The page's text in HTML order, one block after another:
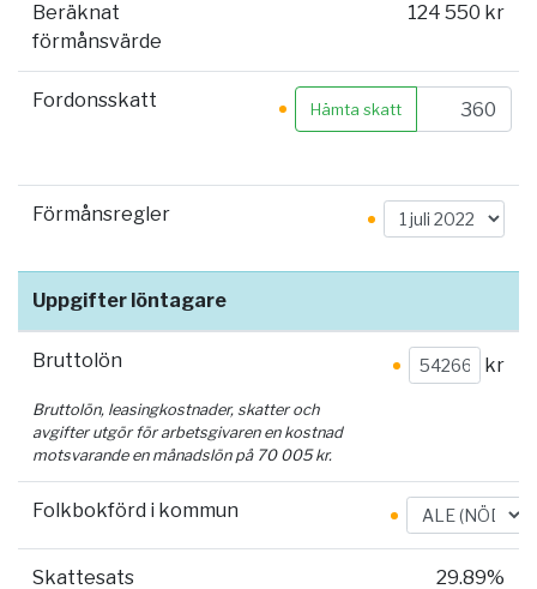
Beräknat
förmånsvärde
124 550 kr
Fordonsskatt Hämta skatt
Förmånsregler
Uppgifter löntagare
Bruttolön kr
Bruttolön, leasingkostnader, skatter och
avgifter utgör för arbetsgivaren en kostnad
motsvarande en månadslön på 70 005kr.
Folkbokförd i kommun
Skattesats 29.89%